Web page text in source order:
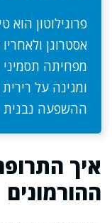
פרוגילוטון הוא
אסטרוגן
מפחיתה תסמיני
ומגינה על
ההשפעה נבנית
איך
ההורמונים